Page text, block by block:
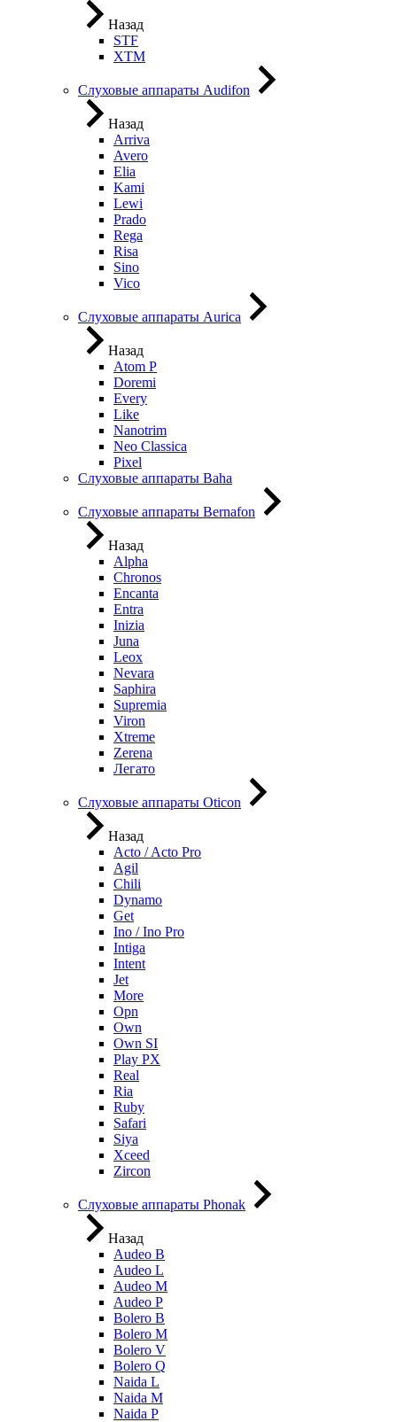
Назад
STF
XTM
Слуховые аппараты Audifon
Назад
Arriva
Avero
Elia
Kami
Lewi
Prado
Rega
Risa
Sino
Vico
Слуховые аппараты Aurica
Назад
Atom P
Doremi
Every
Like
Nanotrim
Neo Classica
Pixel
Слуховые аппараты Baha
Слуховые аппараты Bernafon
Назад
Alpha
Chronos
Encanta
Entra
Inizia
Juna
Leox
Nevara
Saphira
Supremia
Viron
Xtreme
Zerena
Легато
Слуховые аппараты Oticon
Назад
Acto / Acto Pro
Agil
Chili
Dynamo
Get
Ino / Ino Pro
Intiga
Intent
Jet
More
Opn
Own
Own SI
Play PX
Real
Ria
Ruby
Safari
Siya
Xceed
Zircon
Слуховые аппараты Phonak
Назад
Audeo B
Audeo L
Audeo М
Audeo P
Bolero B
Bolero M
Bolero V
Bolero Q
Naida L
Naida M
Naida P